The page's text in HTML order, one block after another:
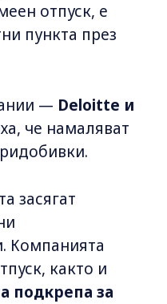
отпуск, е
пункта през
— Deloitte и
че намаляват
засягат
Компанията
както и
подкрепа за